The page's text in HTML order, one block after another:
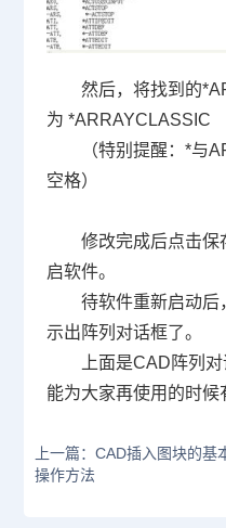
然后，将找到的
为 *ARRAYCLASSIC
（特别提醒： *与
空格）
修改完成后点击保
启软件。
待软件重新启动后
示出阵列对话框了。
上面是CAD 阵列
能为大家再使用的时候
上一篇：CAD插入图块的基
操作方法